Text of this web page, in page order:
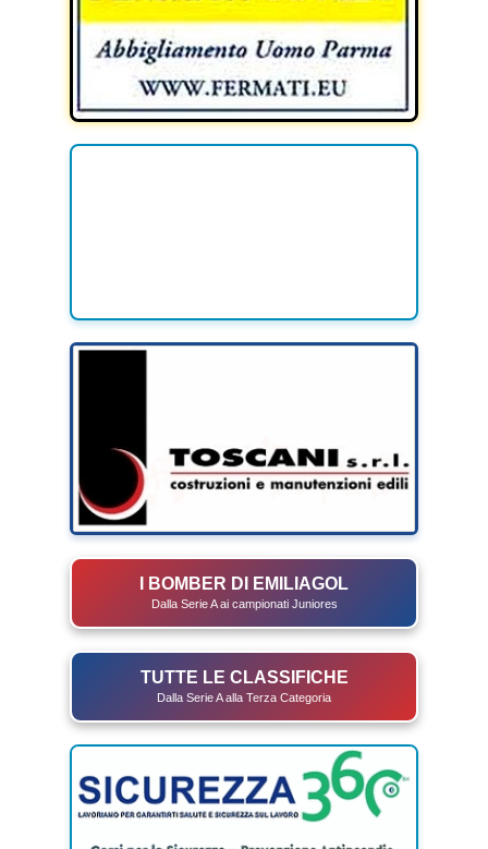
I BOMBER DI EMILIAGOL
Dalla Serie A ai campionati Juniores
TUTTE LE CLASSIFICHE
Dalla Serie A alla Terza Categoria